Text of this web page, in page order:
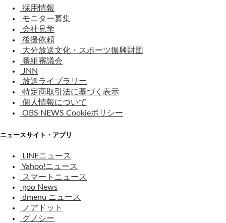
採用情報
モニター募集
会社見学
後援依頼
大分放送文化・スポーツ振興財団
番組審議会
JNN
放送ライブラリー
特定商取引法に基づく表示
個人情報について
OBS NEWS Cookieポリシー
ニュースサイト・アプリ
LINEニュース
Yahoo!ニュース
スマートニュース
goo News
dmenu ニュース
ノアドット
グノシー